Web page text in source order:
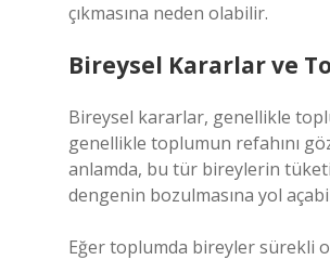
çıkmasına neden olabilir.
Bireysel Kararlar ve
Bireysel kararlar, genellikle
genellikle toplumun refahını
anlamda, bu tür bireylerin
dengenin bozulmasına yol
Eğer toplumda bireyler sürekli